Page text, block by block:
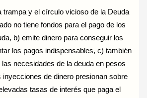
trampa y el círculo vicioso de la Deuda
no tiene fondos para el pago de los
b) emite dinero para conseguir los
los pagos indispensables, c) también
necesidades de la deuda en pesos
inyecciones de dinero presionan sobre
tasas de interés que paga el